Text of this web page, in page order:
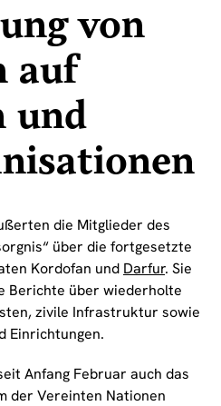
von
auf
und
die Mitglieder des
über die fortgesetzte
Kordofan und Darfur. Sie
Berichte über wiederholte
zivile Infrastruktur sowie
Einrichtungen.
Anfang Februar auch das
der Vereinten Nationen